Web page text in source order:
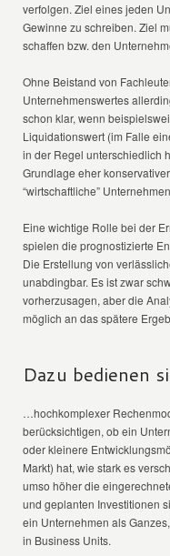
verfolgen. Ziel eines jeden
Gewinne zu schreiben. Ziel
schaffen bzw. den
Ohne Beistand von
Unternehmenswertes
schon klar, wenn
Liquidationswert (im Falle
in der Regel unterschiedlich
Grundlage eher
“wirtschaftliche”
Eine wichtige Rolle bei der
spielen die prognostizierte
Die Erstellung von
unabdingbar. Es ist zwar
vorherzusagen, aber die
möglich an das spätere
Dazu bedienen
…hochkomplexer
berücksichtigen, ob ein
oder kleinere
Markt) hat, wie stark es
umso höher die
und geplanten Investitionen
ein Unternehmen als
in Business Units.